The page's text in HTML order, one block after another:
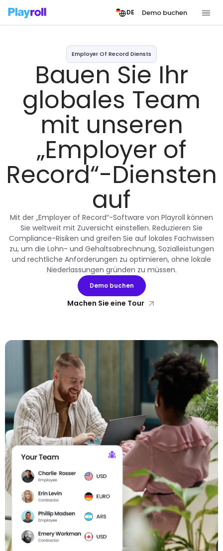
DE Demo buchen
Employer Of Record Diensts
Bauen Sie Ihr
globales Team
mit unseren
„Employer of
Record“-Diensten
auf
Mit der „Employer of Record“-Software von Playroll können
Sie weltweit mit Zuversicht einstellen. Reduzieren Sie
Compliance-Risiken und greifen Sie auf lokales Fachwissen
zu, um die Lohn- und Gehaltsabrechnung, Sozialleistungen
und rechtliche Anforderungen zu optimieren, ohne lokale
Niederlassungen gründen zu müssen.
Demo buchen
Machen Sie eine Tour